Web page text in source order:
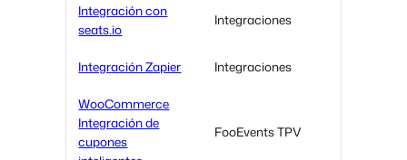
Integración con
seats.io
Integraciones
Integración Zapier Integraciones
WooCommerce
Integración de
cupones
FooEvents TPV